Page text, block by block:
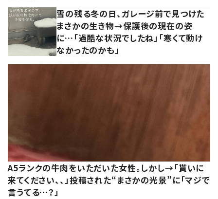
雪の残る冬の日、ガレージ前で見つけた
まさかの生き物→保護後の現在の姿
に…「過酷な状況でしたね」「寒くて動け
なかったのかも」
A5ランクの牛肉をいただいた女性。しかし→「貰いに
来てください、、」投稿された“まさかの光景”に「マジで
言うてる…？」